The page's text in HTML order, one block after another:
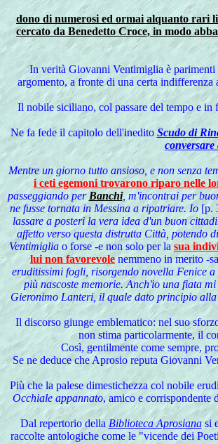
dono di numerosi ed ormai alquanto rari
cercato da Benedetto Croce, in modo
In verità Giovanni Ventimiglia è
argomento, a fronte di una certa
Il nobile siciliano, col passare del tempo e
Ne fa fede il capitolo dell'ineditoScudo di
Mentre un giorno tutto ansioso, e non senza
i ceti egemoni trovarono riparo nelle
passeggiando perBanchi, m'incontrai per
ne fusse tornata in Messina a ripatriare. Io [p.
lassare a posteri la vera idea d'un buon
affetto verso questa distrutta Città, potendo
Ventimigliao forse -e non solo per la sua
lui non favorevolenemmeno in merito -
eruditissimi fogli, risorgendo novella Fenice
più nascoste memorie. Anch'io una fiata
Gieronimo Lanteri, il quale dato principio alla
Il discorso giunge emblematico: nel suo
non stima particolarmente, il
Così, gentilmente come sempre,
Se ne deduce che Aprosio reputa Giovanni
Più che la palese dimestichezza col nobile
Occhiale appannato, amico e
Dal repertorio della Biblioteca Aprosianasi
raccolte antologiche come le "vicende dei